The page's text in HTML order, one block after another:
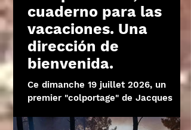
cuaderno para las
vacaciones. Una
dirección de
bienvenida.
Ce dimanche 19 juillet 2026, un
premier "colportage" de Jacques
qui tiendront en haleine le cours des